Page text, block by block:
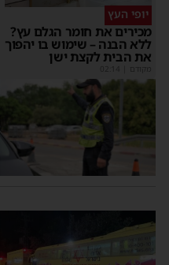
יופי העץ
מכירים את חומר הגלם עץ?
ללא הבנה – שימוש בו יהפוך
את הבית לקצת ישן
מקודם